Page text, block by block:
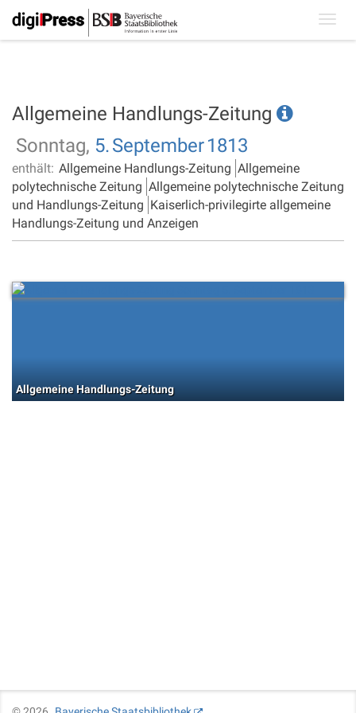
Allgemeine Handlungs-Zeitung
Sonntag, 5.September1813
enthält: Allgemeine Handlungs-Zeitung Allgemeine
polytechnische Zeitung Allgemeine polytechnische Zeitung
und Handlungs-Zeitung Kaiserlich-privilegirte allgemeine
Handlungs-Zeitung und Anzeigen
Allgemeine Handlungs-Zeitung